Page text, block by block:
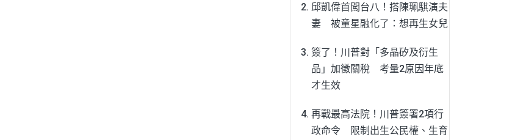
邱凱偉首闖台八！搭陳珮騏演夫
妻 被童星融化了：想再生女兒
簽了！川普對「多晶矽及衍生
品」加徵關稅 考量2原因年底
才生效
再戰最高法院！川普簽署2項行
政命令 限制出生公民權、生育